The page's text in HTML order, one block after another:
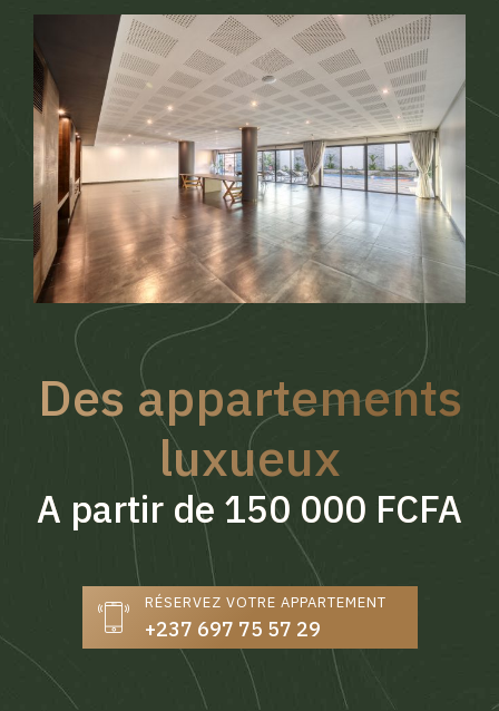
Des appartements
luxueux
A partir de 150 000 FCFA
RÉSERVEZ VOTRE APPARTEMENT
+237 697 75 57 29